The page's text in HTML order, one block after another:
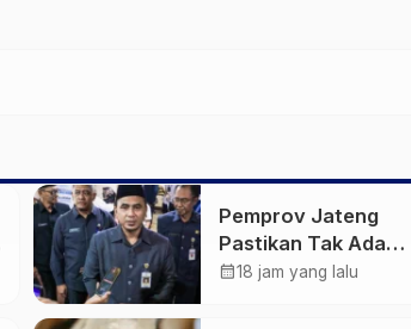
Pemprov Jateng
Pastikan Tak Ada
Kendala Pembayaran
calendar_month18 jam yang lalu